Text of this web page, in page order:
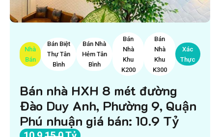
Nhà
Bán
Bán Biệt
Thự Tân
Bình
Bán Nhà
Hẻm Tân
Bình
Bán
Nhà
Khu
K200
Bán
Nhà
Khu
K300
Xác
Thực
Bán nhà HXH 8 mét đường
Đào Duy Anh, Phường 9, Quận
Phú nhuận giá bán: 10.9 Tỷ